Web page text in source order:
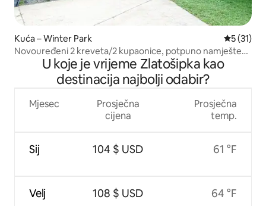
Kuća – Winter Park Prosječna
5 (31)
Novouređeni 2 kreveta/2 kupaonice, potpuno namješten
smještajU koje je vrijeme Zlatošipka kao
destinacija najbolji odabir?
Mjesec
Sij
Velj
Prosječna
cijena
104 $ USD
108 $ USD
Prosječna
temp.
61 °F
64 °F